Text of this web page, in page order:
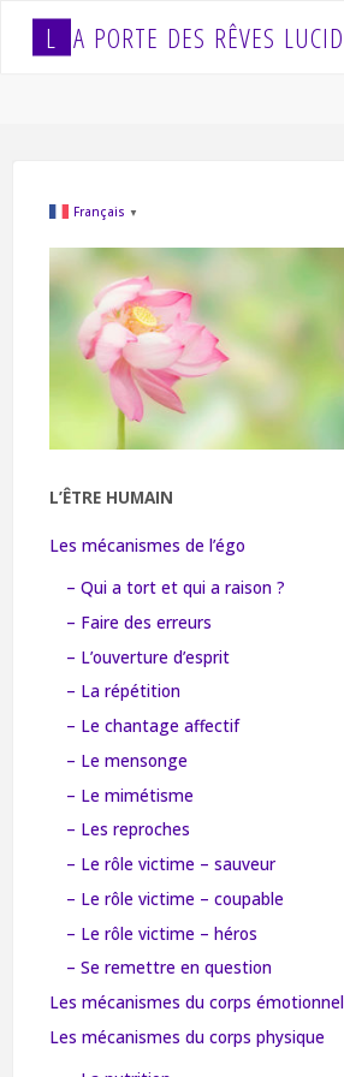
L A PORTE DES RÊVES LUCID
Français ▼
L’ÊTRE HUMAIN
Les mécanismes de l’égo
– Qui a tort et qui a raison ?
– Faire des erreurs
– L’ouverture d’esprit
– La répétition
– Le chantage affectif
– Le mensonge
– Le mimétisme
– Les reproches
– Le rôle victime – sauveur
– Le rôle victime – coupable
– Le rôle victime – héros
– Se remettre en question
Les mécanismes du corps émotionnel
Les mécanismes du corps physique